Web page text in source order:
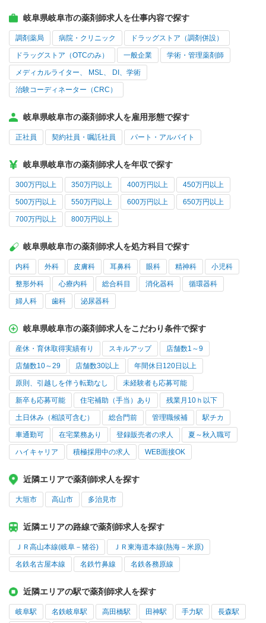
岐阜県岐阜市の薬剤師求人を仕事内容で探す
調剤薬局 病院・クリニック ドラッグストア（調剤併設）
ドラッグストア（OTCのみ） 一般企業 学術・管理薬剤師
メディカルライター、 MSL、 DI、学術
治験コーディネーター（CRC）
岐阜県岐阜市の薬剤師求人を雇用形態で探す
正社員 契約社員・嘱託社員 パート・アルバイト
岐阜県岐阜市の薬剤師求人を年収で探す
300万円以上 350万円以上 400万円以上 450万円以上
500万円以上 550万円以上 600万円以上 650万円以上
700万円以上 800万円以上
岐阜県岐阜市の薬剤師求人を処方科目で探す
内科 外科 皮膚科 耳鼻科 眼科 精神科 小児科
整形外科 心療内科 総合科目 消化器科 循環器科
婦人科 歯科 泌尿器科
岐阜県岐阜市の薬剤師求人をこだわり条件で探す
産休・育休取得実績有り スキルアップ 店舗数1～9
店舗数10～29 店舗数30以上 年間休日120日以上
原則、引越しを伴う転勤なし 未経験者も応募可能
新卒も応募可能 住宅補助（手当）あり 残業月10ｈ以下
土日休み（相談可含む） 総合門前 管理職候補 駅チカ
車通勤可 在宅業務あり 登録販売者の求人 夏～秋入職可
ハイキャリア 積極採用中の求人 WEB面接OK
近隣エリアで薬剤師求人を探す
大垣市 高山市 多治見市
近隣エリアの路線で薬剤師求人を探す
ＪＲ高山本線(岐阜－猪谷) ＪＲ東海道本線(熱海－米原)
名鉄名古屋本線 名鉄竹鼻線 名鉄各務原線
近隣エリアの駅で薬剤師求人を探す
岐阜駅 名鉄岐阜駅 高田橋駅 田神駅 手力駅 長森駅